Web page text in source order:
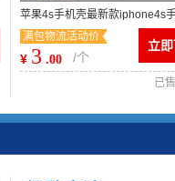
苹果4s手机壳最新款iphone4s
手机壳 iphone4保护套彩绘壳
满包物流活动价
¥ 3 .00 /个
立
已